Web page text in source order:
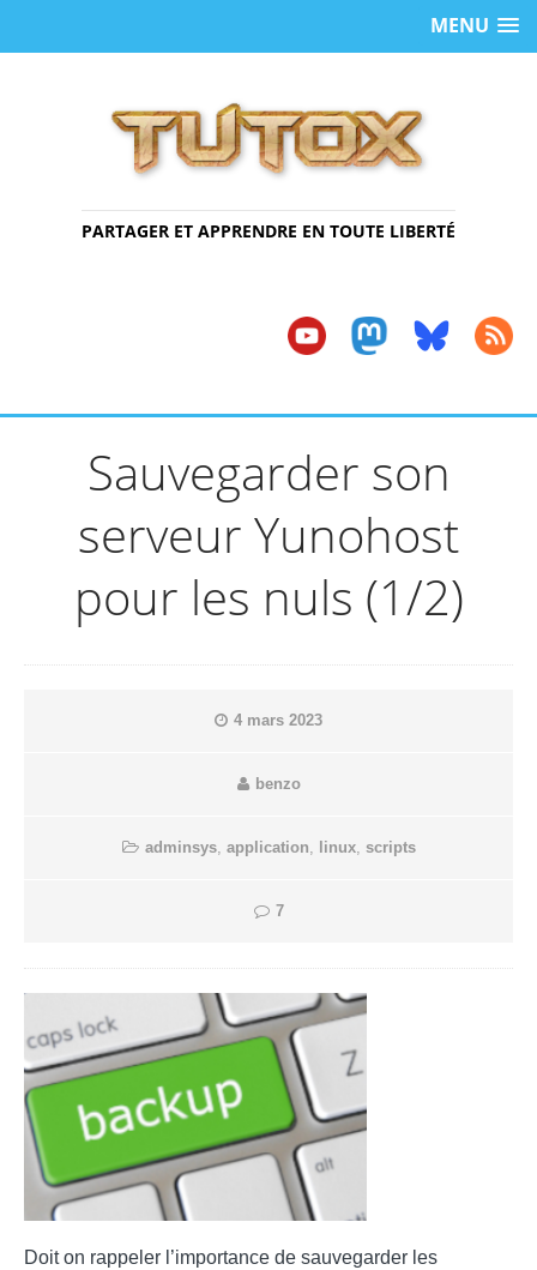
MENU
PARTAGER ET APPRENDRE EN TOUTE LIBERTÉ
Sauvegarder son
serveur Yunohost
pour les nuls (1/2)
4 mars 2023
benzo
adminsys, application linux, scripts
7
Doit on rappeler l’importance de sauvegarder les